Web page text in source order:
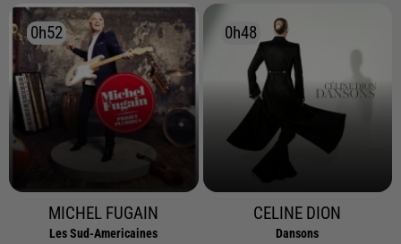
0h52
0h52
MICHEL FUGAIN
Les Sud-Americaines
0h48
0h48
CELINE DION
Dansons